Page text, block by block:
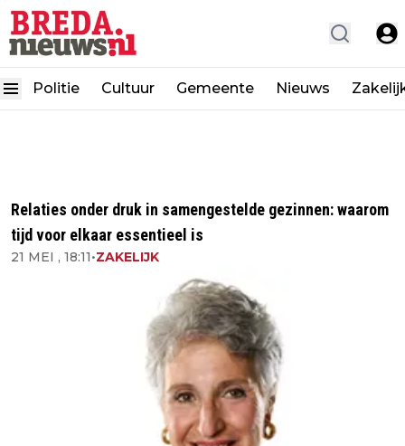
Politie Cultuur Gemeente Nieuws
Relaties onder druk in samengestelde gezinnen: waarom
tijd voor elkaar essentieel is
21 MEI , 18:11•ZAKELIJK